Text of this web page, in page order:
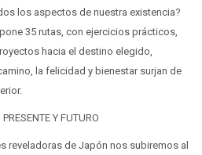
los aspectos de nuestra existencia?
35 rutas, con ejercicios prácticos,
hacia el destino elegido,
la felicidad y bienestar surjan de
Y FUTURO
reveladoras de Japón nos subiremos al